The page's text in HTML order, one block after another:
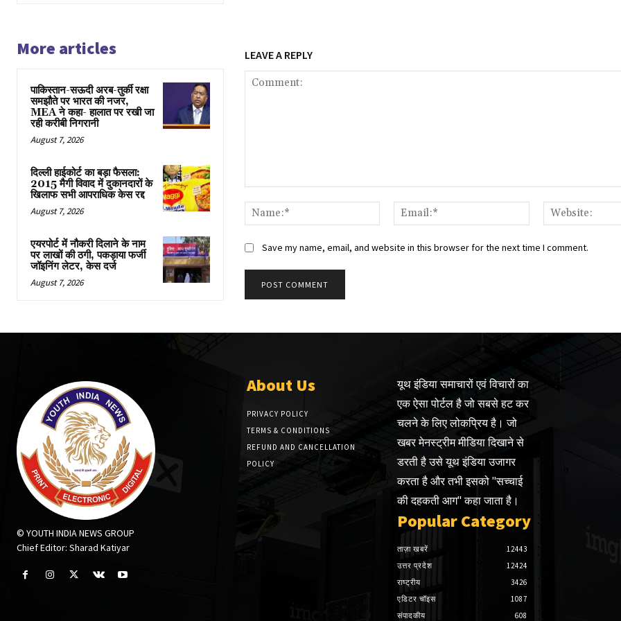
More articles
पाकिस्तान-सऊदी अरब-तुर्की रक्षा
समझौते पर भारत की नजर,
MEA ने कहा- हालात पर रखी जा
रही करीबी निगरानी
August 7, 2026
दिल्ली हाईकोर्ट का बड़ा फैसला:
2015 मैगी विवाद में दुकानदारों के
खिलाफ सभी आपराधिक केस रद्द
August 7, 2026
एयरपोर्ट में नौकरी दिलाने के नाम
पर लाखों की ठगी, पकड़ाया फर्जी
जॉइनिंग लेटर, केस दर्ज
August 7, 2026
LEAVE A REPLY
Name:*
Email:*
Save my name, email, and website in this browser for the next time I comment.
© YOUTH INDIA NEWS GROUP
Chief Editor: Sharad Katiyar
About Us
PRIVACY POLICY
TERMS & CONDITIONS
REFUND AND CANCELLATION
POLICY
यूथ इंडिया समाचारों एवं विचारों का
एक ऐसा पोर्टल है जो सबसे हट कर
चलने के लिए लोकप्रिय है। जो
खबर मेनस्ट्रीम मीडिया दिखाने से
डरती है उसे यूथ इंडिया उजागर
करता है और तभी इसको "सच्चाई
की दहकती आग" कहा जाता है।
Popular Category
ताज़ा खबरें
12443
उत्तर प्रदेश
12424
राष्ट्रीय
3426
एडिटर चॉइस
1087
संपादकीय
608